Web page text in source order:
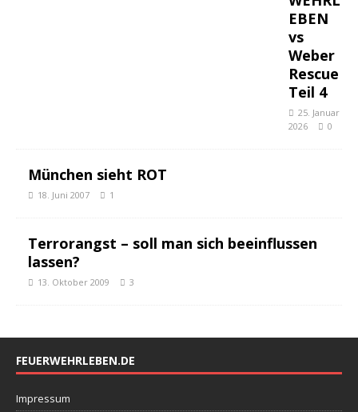
EBEN
vs
Weber
Rescue
Teil 4
25. Januar
2026
0
München sieht ROT
18. Juni 2007 1
Terrorangst – soll man sich beeinflussen
lassen?
13. Oktober 2009 3
FEUERWEHRLEBEN.DE
Impressum